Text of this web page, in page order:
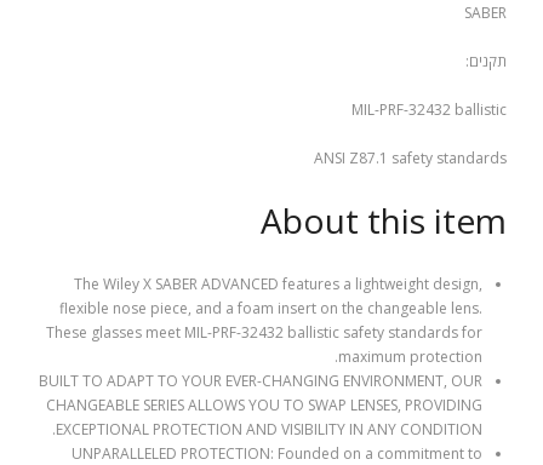
SABER
תקנים:
MIL-PRF-32432 ballistic
ANSI Z87.1 safety standards
About this item
The Wiley X SABER ADVANCED features a lightweight design,
flexible nose piece, and a foam insert on the changeable lens.
These glasses meet MIL-PRF-32432 ballistic safety standards for
maximum protection.
BUILT TO ADAPT TO YOUR EVER-CHANGING ENVIRONMENT, OUR
CHANGEABLE SERIES ALLOWS YOU TO SWAP LENSES, PROVIDING
EXCEPTIONAL PROTECTION AND VISIBILITY IN ANY CONDITION.
UNPARALLELED PROTECTION: Founded on a commitment to